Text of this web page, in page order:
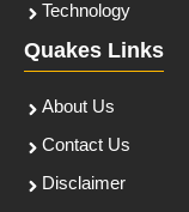
Technology
Quakes Links
About Us
Contact Us
Disclaimer